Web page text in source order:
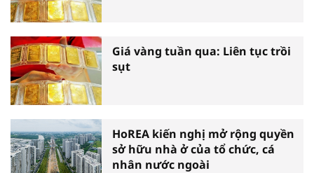
Giá vàng tuần qua: Liên tục trồi
sụt
HoREA kiến nghị mở rộng quyền
sở hữu nhà ở của tổ chức, cá
nhân nước ngoài